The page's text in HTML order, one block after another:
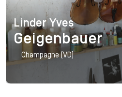
Linder Yves
Linder Yves
Geigenbauer
Champagne (VD)